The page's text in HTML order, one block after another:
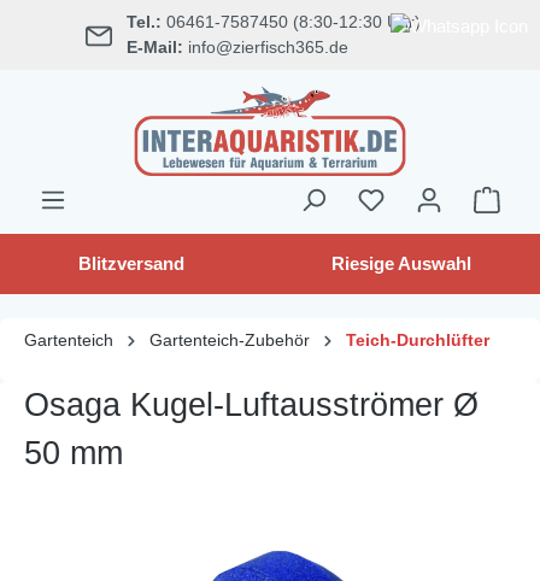
springen Tel.: 06461-7587450 (8:30-12:30 Uhr)
E-Mail: info@zierfisch365.de
Blitzversand Riesige Auswahl
Gartenteich Gartenteich-Zubehör Teich-Durchlüfter
Osaga Kugel-Luftausströmer Ø
50 mm